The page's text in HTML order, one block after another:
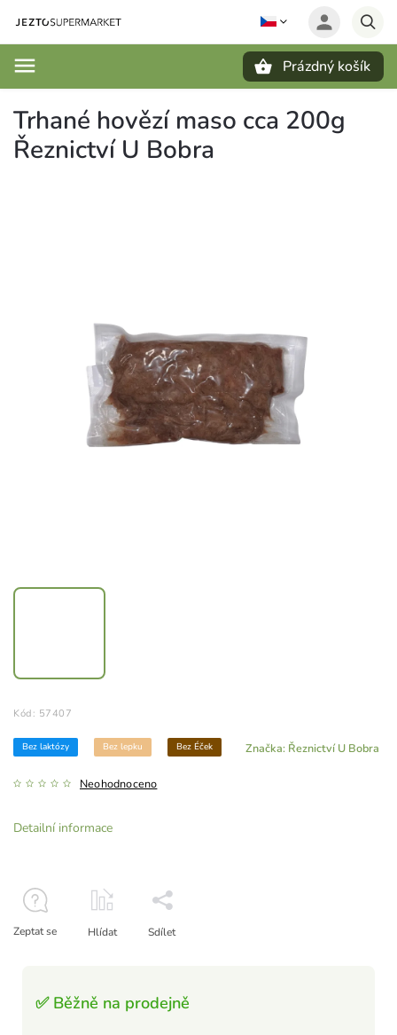
Prázdný košík
Trhané hovězí maso cca 200g
Řeznictví U Bobra
Kód: 57407
Bez laktózy Bez lepku Bez Éček
Neohodnoceno
Značka: Řeznictví U Bobra
✅ Běžně na prodejně
Detailní informace
Zeptat se Hlídat Sdílet